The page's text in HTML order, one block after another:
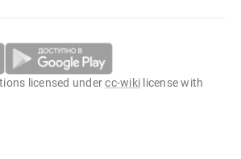
licensed undercc-wiki license with